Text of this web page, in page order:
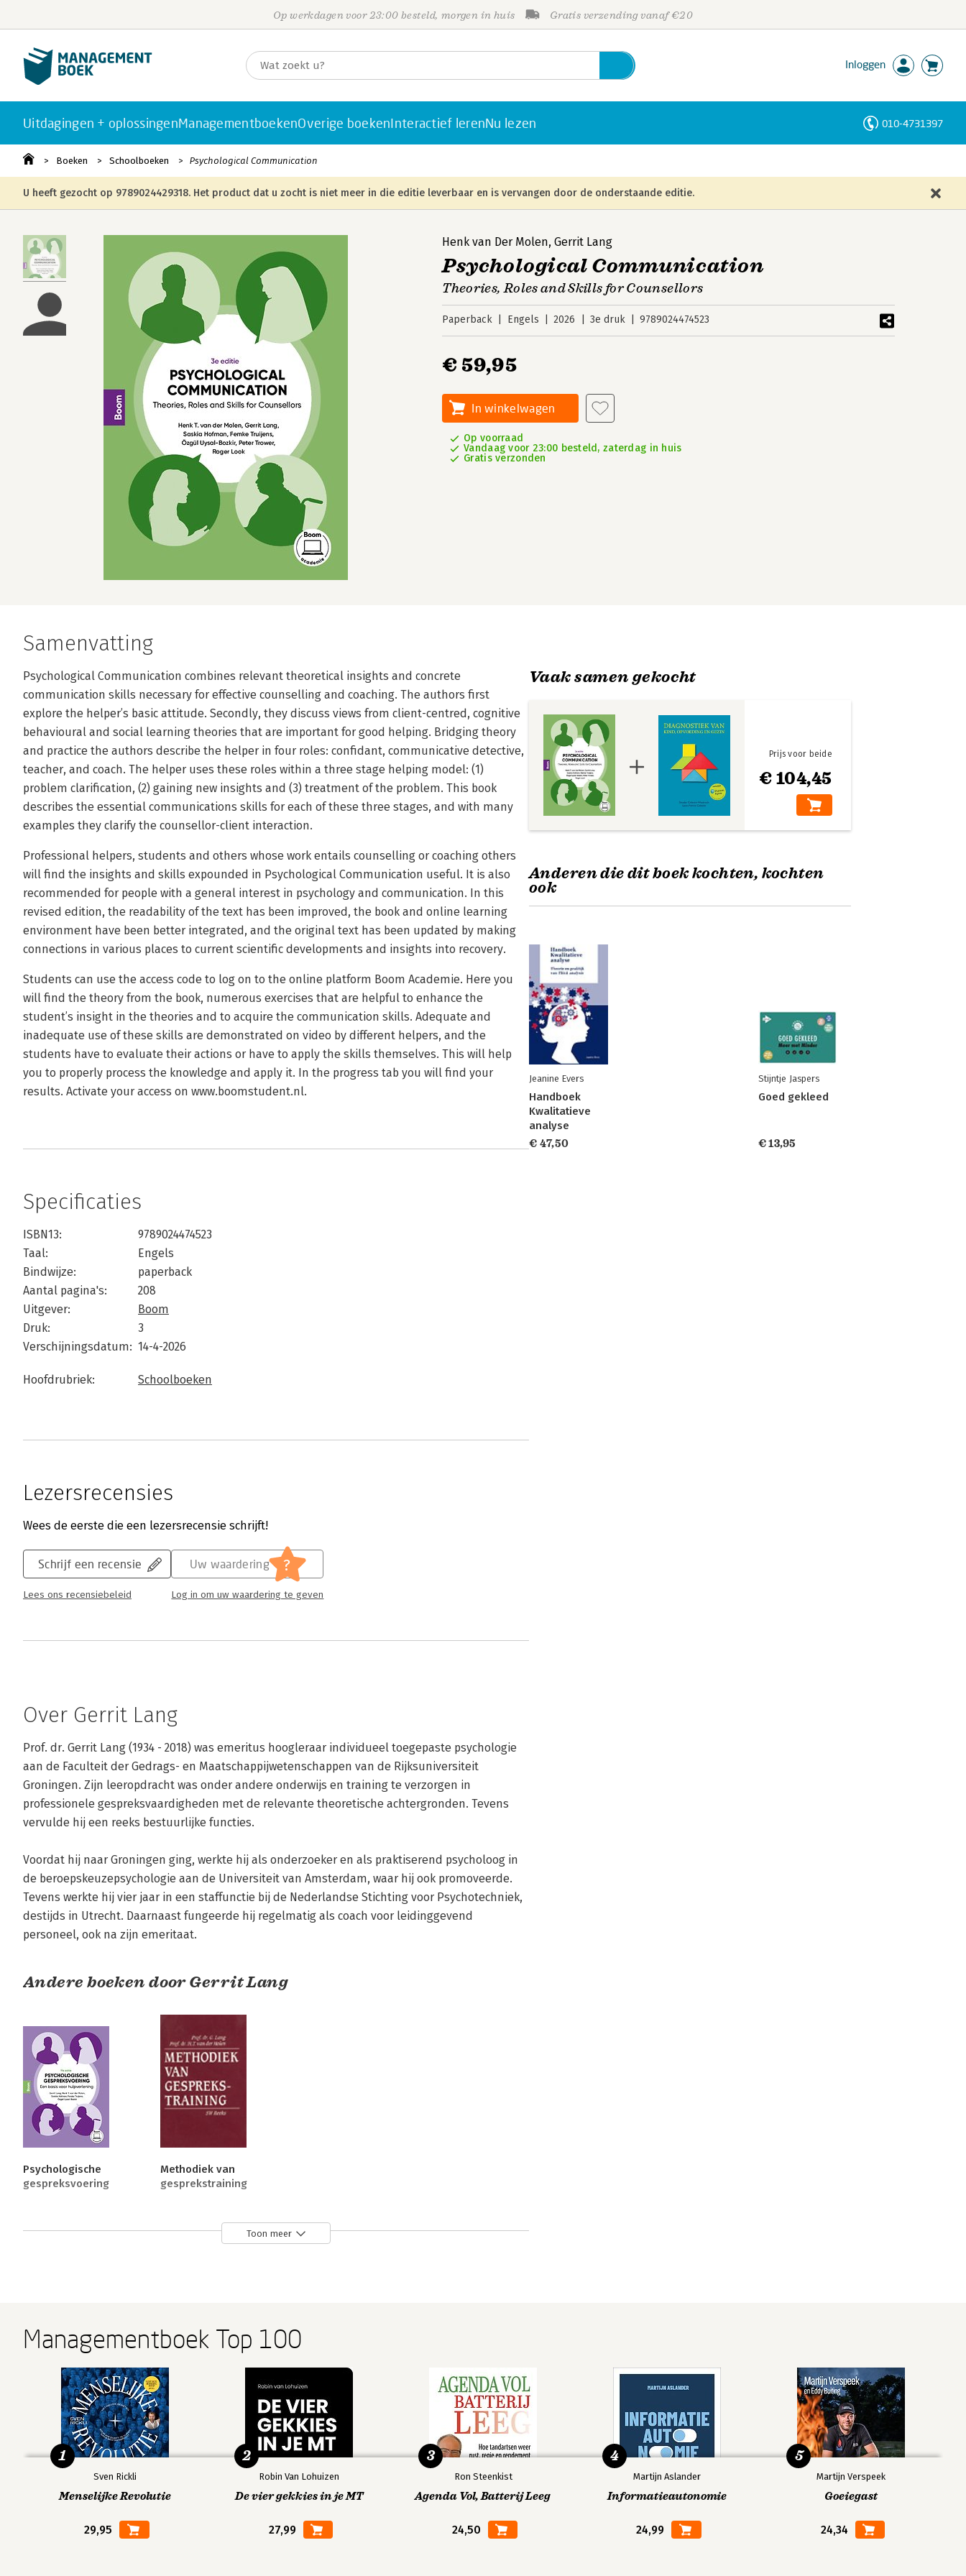
Op werkdagen voor 23:00 besteld, morgen in huis Gratis verzending vanaf €20
Inloggen
Uitdagingen + oplossingenManagementboekenOverige boekenInteractief lerenNu lezen 010-4731397
Boeken Schoolboeken Psychological Communication
U heeft gezocht op 9789024429318. Het product dat u zocht is niet meer in die editie leverbaar en is vervangen door de onderstaande editie.
Henk van Der Molen,Gerrit Lang
Psychological Communication
Theories, Roles and Skills for Counsellors
Paperback Engels 2026 3e druk 9789024474523
€ 59,95
In winkelwagen
Op voorraad
Vandaag voor 23:00 besteld, zaterdag in huis
Gratis verzonden
Samenvatting
Psychological Communication combines relevant theoretical insights and concrete
communication skills necessary for effective counselling and coaching. The authors first
explore the helper’s basic attitude. Secondly, they discuss views from client-centred, cognitive
behavioural and social learning theories that are important for good helping. Bridging theory
and practice the authors describe the helper in four roles: confidant, communicative detective,
teacher, and coach. The helper uses these roles within a three stage helping model: (1)
problem clarification, (2) gaining new insights and (3) treatment of the problem. This book
describes the essential communications skills for each of these three stages, and with many
examples they clarify the counsellor-client interaction.
Professional helpers, students and others whose work entails counselling or coaching others
will find the insights and skills expounded in Psychological Communication useful. It is also
recommended for people with a general interest in psychology and communication. In this
revised edition, the readability of the text has been improved, the book and online learning
environment have been better integrated, and the original text has been updated by making
connections in various places to current scientific developments and insights into recovery.
Students can use the access code to log on to the online platform Boom Academie. Here you
will find the theory from the book, numerous exercises that are helpful to enhance the
student’s insight in the theories and to acquire the communication skills. Adequate and
inadequate use of these skills are demonstrated on video by different helpers, and the
students have to evaluate their actions or have to apply the skills themselves. This will help
you to properly process the knowledge and apply it. In the progress tab you will find your
results. Activate your access on www.boomstudent.nl.
Specificaties
ISBN13:
9789024474523
Taal:
Engels
Bindwijze:
paperback
Aantal pagina's:
208
Uitgever:
Boom
Druk:
3
Verschijningsdatum: 14-4-2026
Hoofdrubriek: Schoolboeken
Lezersrecensies
Wees de eerste die een lezersrecensie schrijft!
Schrijf een recensie
Lees ons recensiebeleid
Uw waardering ?
Log in om uw waardering te geven
Over Gerrit Lang
Prof. dr. Gerrit Lang (1934 - 2018) was emeritus hoogleraar individueel toegepaste psychologie
aan de Faculteit der Gedrags- en Maatschappijwetenschappen van de Rijksuniversiteit
Groningen. Zijn leeropdracht was onder andere onderwijs en training te verzorgen in
professionele gespreksvaardigheden met de relevante theoretische achtergronden. Tevens
vervulde hij een reeks bestuurlijke functies.
Voordat hij naar Groningen ging, werkte hij als onderzoeker en als praktiserend psycholoog in
de beroepskeuzepsychologie aan de Universiteit van Amsterdam, waar hij ook promoveerde.
Tevens werkte hij vier jaar in een staffunctie bij de Nederlandse Stichting voor Psychotechniek,
destijds in Utrecht. Daarnaast fungeerde hij regelmatig als coach voor leidinggevend
personeel, ook na zijn emeritaat.
Andere boeken door Gerrit Lang
Psychologische
gespreksvoering
Methodiek van
gesprekstraining
Toon meer
Vaak samen gekocht
€ 104,45
Prijs voor beide
Anderen die dit boek kochten, kochten
ook
Jeanine Evers
Handboek
Kwalitatieve
analyse
€ 47,50
Stijntje Jaspers
Goed gekleed
€ 13,95
Managementboek Top 100
Sven Rickli
Menselijke Revolutie
29,95
1
Robin Van Lohuizen
De vier gekkies in je MT
27,99
2
Ron Steenkist
Agenda Vol, Batterij Leeg
24,50
3
Martijn Aslander
Informatieautonomie
24,99
4
Martijn Verspeek
Goeiegast
24,34
5
Personen
Trefwoorden